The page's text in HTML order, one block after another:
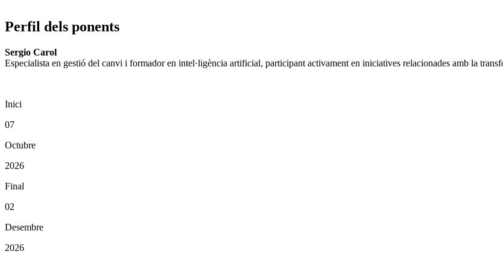
Perfil dels ponents
Sergio Carol
Especialista en gestió del canvi i formador en intel·ligència artificial, participant activament en iniciatives relacionades amb la
Inici
07
Octubre
2026
Final
02
Desembre
2026